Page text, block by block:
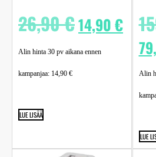
26,90€14,90€
Alin hinta 30 pv aikana ennen
kampanjaa: 14,90 €
LUE LISÄÄ
Alin
LUE